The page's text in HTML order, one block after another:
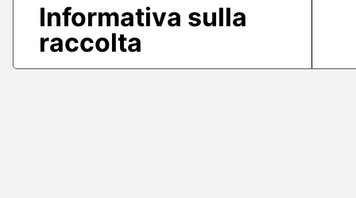
Informativa sulla
raccolta